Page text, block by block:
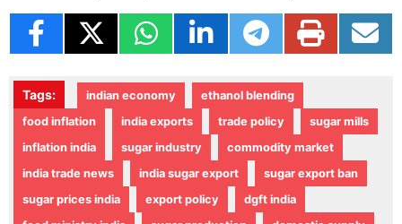
Tags: indian economy
ethanol blending
food inflation
india exports trade policy
sugar mills
inflation india
sugar industry
commodity market
india trade news
india sugar export
sugar export ban
sugar prices india
export policy
dgft india